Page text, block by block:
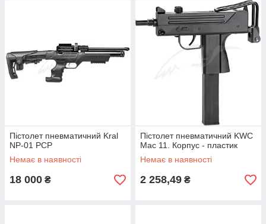
Пістолет пневматичний Kral
NP-01 PCP
Немає в наявності
18 000 ₴
Пістолет пневматичний KWC
Mac 11. Корпус - пластик
Немає в наявності
2 258,49 ₴